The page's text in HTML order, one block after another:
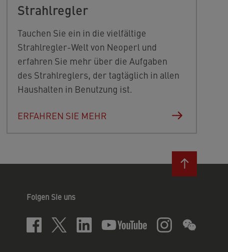
Strahlregler
Tauchen Sie ein in die vielfältige
Strahlregler-Welt von Neoperl und
erfahren Sie mehr über die Aufgaben
des Strahlreglers, der tagtäglich in allen
Haushalten in Benutzung ist.
ERFAHREN SIE MEHR
Folgen Sie uns